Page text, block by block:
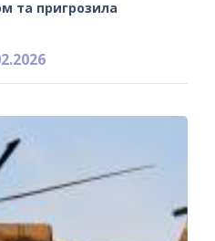
та пригрозила